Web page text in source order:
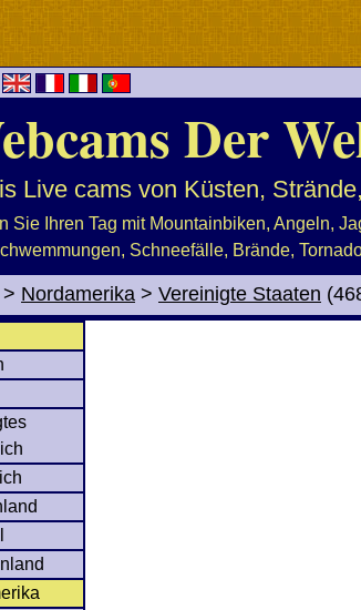
Der
Live cams von Küsten,
Sie Ihren Tag mit Mountainbiken, Angeln,
Schneefälle, Brände,
> Nordamerika > Vereinigte Staaten